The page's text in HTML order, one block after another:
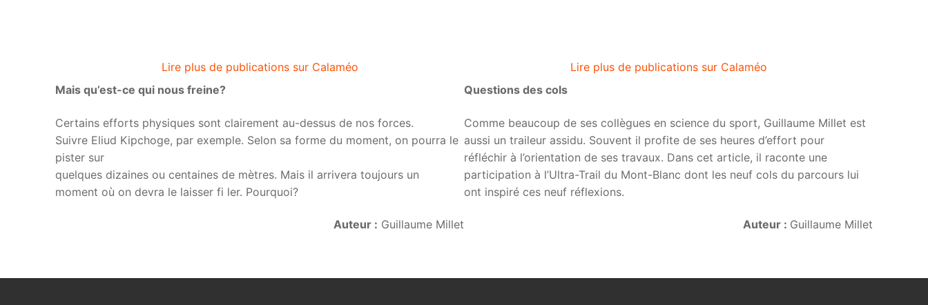
Lire plus de publications sur Calaméo
Lire plus de publications sur Calaméo
Mais qu’est-ce qui nous freine?
Certains efforts physiques sont clairement au-dessus de nos forces.
Suivre Eliud Kipchoge, par exemple. Selon sa forme du moment, on pourra le
pister sur
quelques dizaines ou centaines de mètres. Mais il arrivera toujours un
moment où on devra le laisser fi ler. Pourquoi?
Auteur : Guillaume Millet
Questions des cols
Comme beaucoup de ses collègues en science du sport, Guillaume Millet est
aussi un traileur assidu. Souvent il profite de ses heures d’effort pour
réfléchir à l’orientation de ses travaux. Dans cet article, il raconte une
participation à l’Ultra-Trail du Mont-Blanc dont les neuf cols du parcours lui
ont inspiré ces neuf réflexions.
Auteur : Guillaume Millet